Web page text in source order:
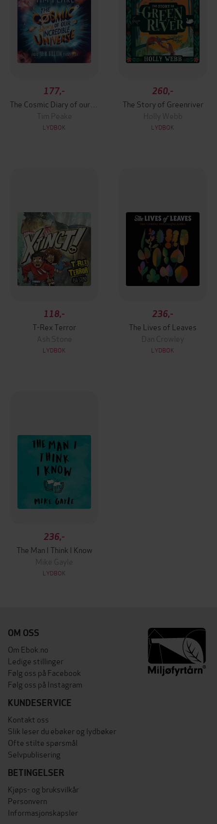
177,-
Tim Peake
LYDBOK
260,-
The Story of Greenriver
Holly Webb
LYDBOK
118,-
T-Rex Terror
Ash Stone
LYDBOK
236,-
The Lives of Leaves
Dan Crowley
LYDBOK
236,-
The Man I Think I Know
Mike Gayle
LYDBOK
OM OSS
Om Ebok.no
Ledige stillinger
Følg oss på Facebook
Følg oss på Instagram
KUNDESERVICE
Kontakt oss
Slik leser du ebøker og lydbøker
Ofte stilte spørsmål
Selvpublisering
BETINGELSER
Kjøps- og bruksvilkår
Personvern
Informasjonskapsler